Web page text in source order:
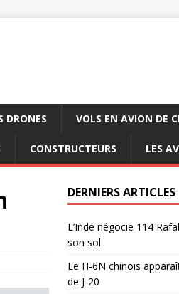
DRONES VOLS EN AVION DE
CONSTRUCTEURS LES
DERNIERS ARTICLES
L’Inde négocie 114
son sol
Le H-6N chinois
de J-20